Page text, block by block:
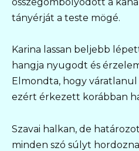
tányérját a teste mögé.
Karina lassan beljebb
hangja nyugodt és
Elmondta, hogy
ezért érkezett korábban
Szavai halkan, de
minden szó súlyt